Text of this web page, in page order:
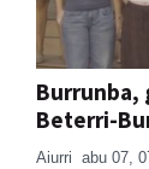
Burrunba,
Beterri-
Aiurri abu 07,